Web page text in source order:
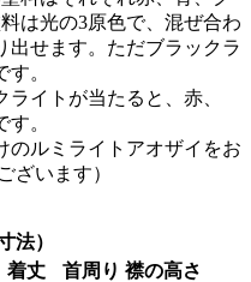
は光の3原色で、混ぜ合わ
出せます。ただブラックラ
。
イトが当たると、赤、
。
のルミライトアオザイをお
ざいます）
法）
着丈 首周り 襟の高さ